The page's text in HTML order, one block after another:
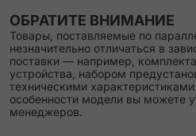
ОБРАТИТЕ ВНИМАНИЕ
Товары, поставляемые по
незначительно отличаться в
поставки — например,
устройства, набором
техническими
особенности модели вы можете
менеджеров.